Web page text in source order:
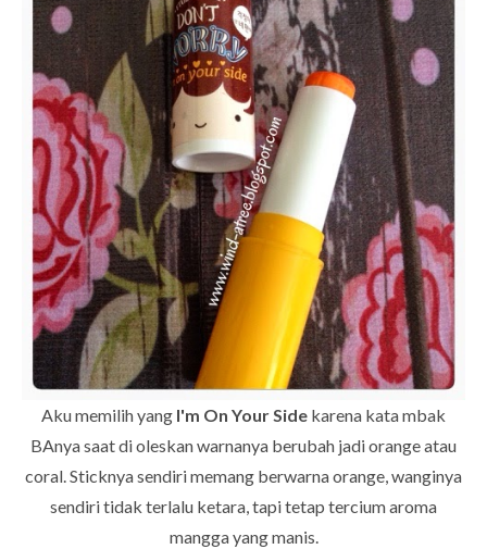
Aku memilih yang I'm On Your Side karena kata mbak
BAnya saat di oleskan warnanya berubah jadi orange atau
coral. Sticknya sendiri memang berwarna orange, wanginya
sendiri tidak terlalu ketara, tapi tetap tercium aroma
mangga yang manis.